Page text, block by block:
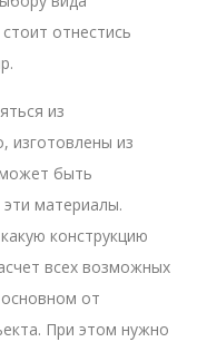
отнестись
из
изготовлены из
быть
материалы.
конструкцию
всех возможных
основном от
При этом нужно